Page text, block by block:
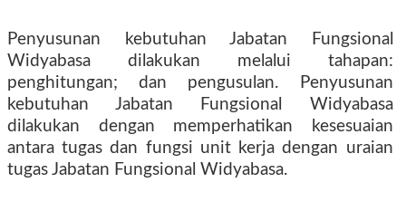
Penyusunan kebutuhan Jabatan Fungsional
Widyabasa dilakukan melalui tahapan:
penghitungan; dan pengusulan. Penyusunan
kebutuhan Jabatan Fungsional Widyabasa
dilakukan dengan memperhatikan kesesuaian
antara tugas dan fungsi unit kerja dengan uraian
tugas Jabatan Fungsional Widyabasa.